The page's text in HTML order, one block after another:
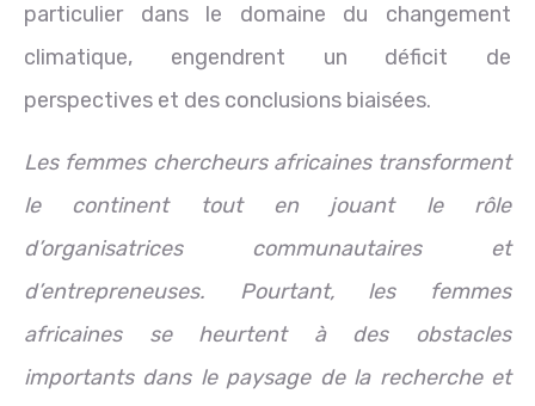
particulier dans le domaine du changement
climatique, engendrent un déficit de
perspectives et des conclusions biaisées.
Les femmes chercheurs africaines transforment
le continent tout en jouant le rôle
d’organisatrices communautaires et
d’entrepreneuses. Pourtant, les femmes
africaines se heurtent à des obstacles
importants dans le paysage de la recherche et